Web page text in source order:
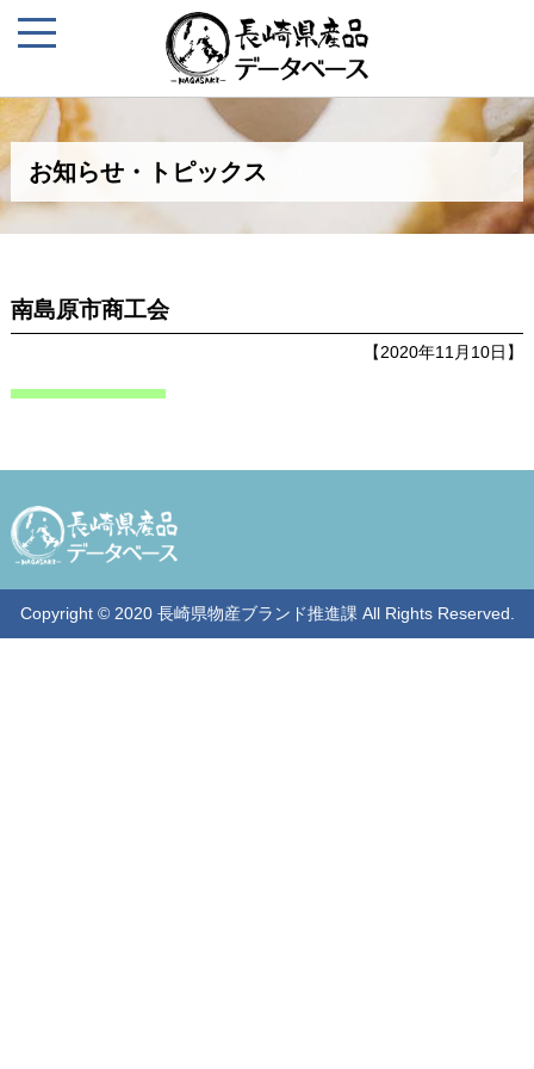
お知らせ・トピックス
南島原市商工会
【2020年11月10日】
Copyright © 2020 長崎県物産ブランド推進課 All Rights Reserved.